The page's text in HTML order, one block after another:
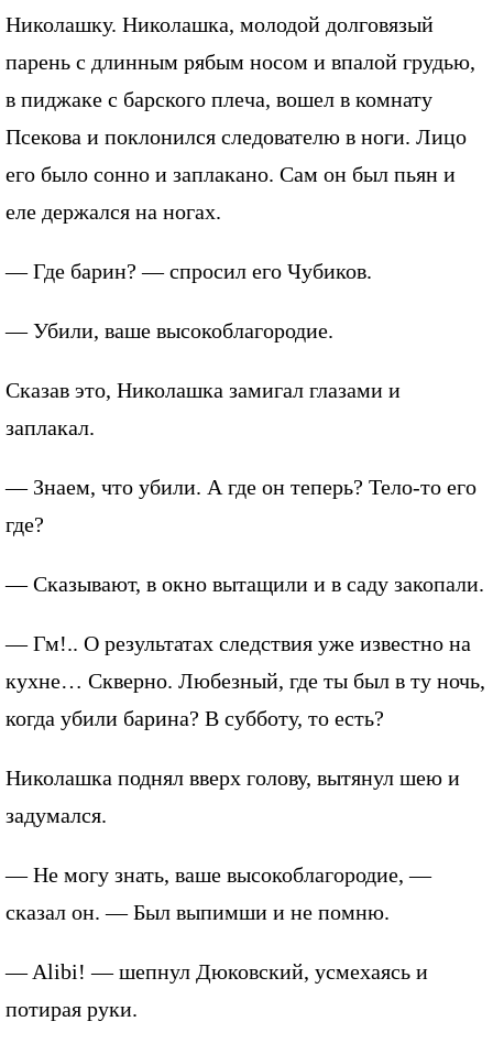
Николашку. Николашка, молодой долговязый
парень с длинным рябым носом и впалой грудью,
в пиджаке с барского плеча, вошел в комнату
Псекова и поклонился следователю в ноги. Лицо
его было сонно и заплакано. Сам он был пьян и
еле держался на ногах.
— Где барин? — спросил его Чубиков.
— Убили, ваше высокоблагородие.
Сказав это, Николашка замигал глазами и
заплакал.
— Знаем, что убили. А где он теперь? Тело-то его
где?
— Сказывают, в окно вытащили и в саду закопали.
— Гм!.. О результатах следствия уже известно на
кухне… Скверно. Любезный, где ты был в ту ночь,
когда убили барина? В субботу, то есть?
Николашка поднял вверх голову, вытянул шею и
задумался.
— Не могу знать, ваше высокоблагородие, —
сказал он. — Был выпимши и не помню.
— Alibi! — шепнул Дюковский, усмехаясь и
потирая руки.